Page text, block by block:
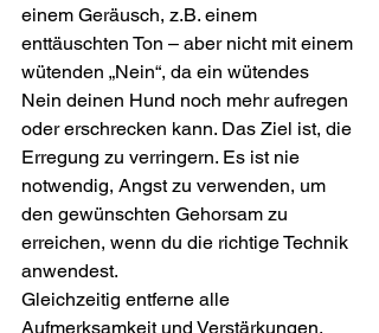
einem Geräusch, z.B. einem
enttäuschten Ton – aber nicht mit einem
wütenden „Nein“, da ein wütendes
Nein deinen Hund noch mehr aufregen
oder erschrecken kann. Das Ziel ist, die
Erregung zu verringern. Es ist nie
notwendig, Angst zu verwenden, um
den gewünschten Gehorsam zu
erreichen, wenn du die richtige Technik
anwendest.
Gleichzeitig entferne alle
Aufmerksamkeit und Verstärkungen.